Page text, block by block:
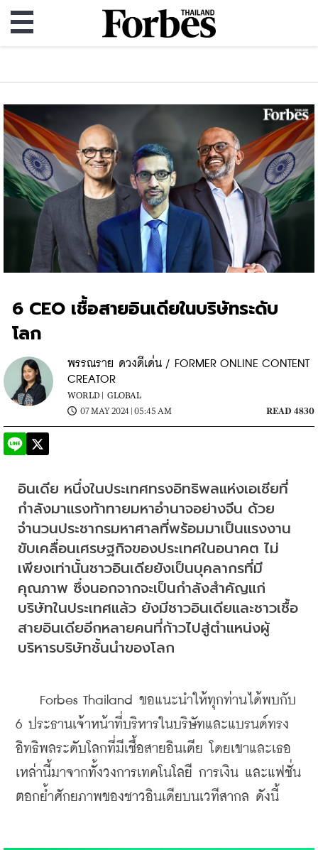
6 CEO เชื้อสายอินเดียในบริษัทระดับ
โลก
พรรณราย ดวงดีเด่น / FORMER ONLINE CONTENT
CREATOR
WORLD | GLOBAL
07 MAY 2024 | 05:45 AM
READ 4830
อินเดีย หนึ่งในประเทศทรงอิทธิพลแห่งเอเชียที่
กำลังมาแรงท้าทายมหาอำนาจอย่างจีน ด้วย
จำนวนประชากรมหาศาลที่พร้อมมาเป็นแรงงาน
ขับเคลื่อนเศรษฐกิจของประเทศในอนาคต ไม่
เพียงเท่านั้นชาวอินเดียยังเป็นบุคลากรที่มี
คุณภาพ ซึ่งนอกจากจะเป็นกำลังสำคัญแก่
บริษัทในประเทศแล้ว ยังมีชาวอินเดียและชาวเชื้อ
สายอินเดียอีกหลายคนที่ก้าวไปสู่ตำแหน่งผู้
บริหารบริษัทชั้นนำของโลก
Forbes Thailand ขอแนะนำให้ทุกท่านได้พบกับ
6 ประธานเจ้าหน้าที่บริหารในบริษัทและแบรนด์ทรง
อิทธิพลระดับโลกที่มีเชื้อสายอินเดีย โดยเขาและเธอ
เหล่านี้มาจากทั้งวงการเทคโนโลยี การเงิน และแฟชั่น
ตอกย้ำศักยภาพของชาวอินเดียบนเวทีสากล ดังนี้